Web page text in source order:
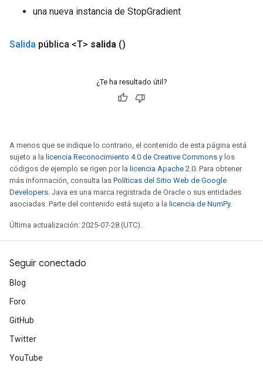
una nueva instancia de StopGradient
Salida pública <T> salida ()
¿Te ha resultado útil?
A menos que se indique lo contrario, el contenido de esta página está
sujeto a la licencia Reconocimiento 4.0 de Creative Commons y los
códigos de ejemplo se rigen por la licencia Apache 2.0. Para obtener
más información, consulta las Políticas del Sitio Web de Google
Developers. Java es una marca registrada de Oracle o sus entidades
asociadas. Parte del contenido está sujeto a la licencia de NumPy.
Última actualización: 2025-07-28 (UTC).
Seguir conectado
Blog
Foro
GitHub
Twitter
YouTube